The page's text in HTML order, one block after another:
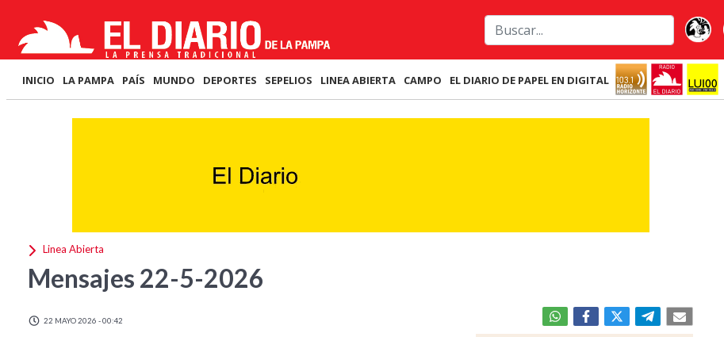
INICIO LA PAMPA PAÍS MUNDO DEPORTES SEPELIOS LINEA ABIERTA CAMPO EL DIARIO DE PAPEL EN DIGITAL
Linea Abierta
Mensajes 22-5-2026
22 MAYO 2026 - 00:42